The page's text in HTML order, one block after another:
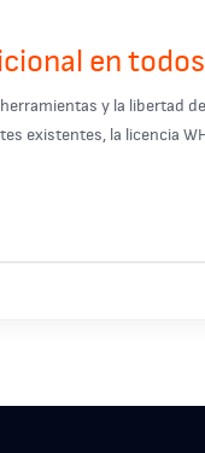
en
y la libertad
existentes, la licencia